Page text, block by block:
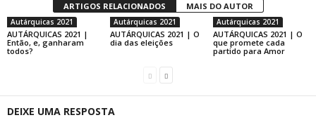
ARTIGOS RELACIONADOS MAIS DO AUTOR
Autárquicas 2021
AUTÁRQUICAS 2021 |
Então, e, ganharam
todos?
Autárquicas 2021
AUTÁRQUICAS 2021 | O
dia das eleições
Autárquicas 2021
AUTÁRQUICAS 2021 | O
que promete cada
partido para Amor
DEIXE UMA RESPOSTA